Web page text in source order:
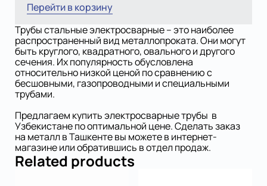
Перейти в корзину
Трубы стальные электросварные – это наиболее
распространенный вид металлопроката. Они могут
быть круглого, квадратного, овального и другого
сечения. Их популярность обусловлена
относительно низкой ценой по сравнению с
бесшовными, газопроводными и специальными
трубами.
Предлагаем купить электросварные трубы в
Узбекистане по оптимальной цене. Сделать заказ
на металл в Ташкенте вы можете в интернет-
магазине или обратившись в отдел продаж.
Related products